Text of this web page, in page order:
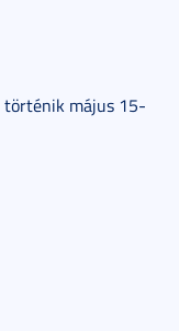
történik május 15-